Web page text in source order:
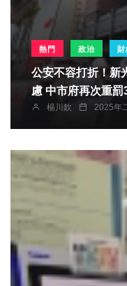
熱門 政治
公安不容打折！新
慮 中市府再次重
楊川欽 2025年